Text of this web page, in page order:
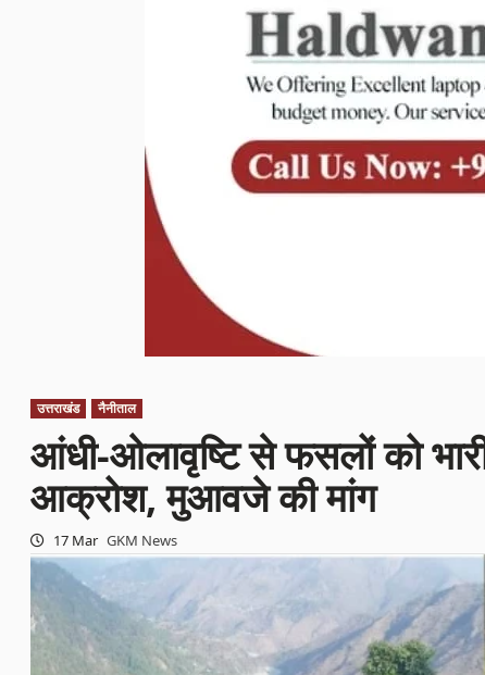
उत्तराखंड नैनीताल
आंधी-ओलावृष्टि से फसलों को
आक्रोश, मुआवजे की मांग
17 Mar GKM News